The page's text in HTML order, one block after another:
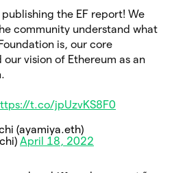
publishing the EF report! We
community understand what
is, our core
vision of Ethereum as an
t.co/jpUzvKS8F0
(ayamiya.eth)
April 18, 2022